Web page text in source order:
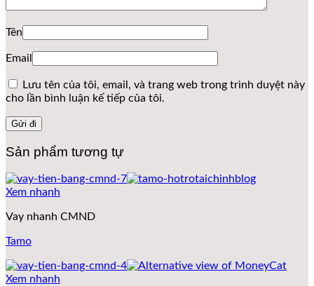
Tên
Email
Lưu tên của tôi, email, và trang web trong trình duyệt này
cho lần bình luận kế tiếp của tôi.
Sản phẩm tương tự
Xem nhanh
Vay nhanh CMND
Tamo
Xem nhanh